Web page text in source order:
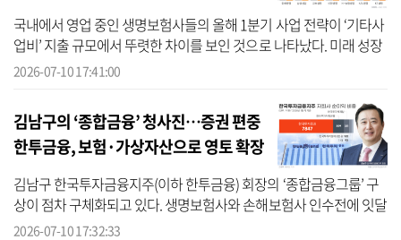
국내에서 영업 중인 생명보험사들의 올해 1분기 사업 전략이 ‘기타사
업비’ 지출 규모에서 뚜렷한 차이를 보인 것으로 나타났다. 미래 성장
동력 확보를 위해 인프라와 마케팅 투자를 확대한 생보사가 있는 반
2026-07-10 17:41:00
김남구의 ‘종합금융’ 청사진…증권 편중
한투금융, 보험·가상자산으로 영토 확장
김남구 한국투자금융지주(이하 한투금융) 회장의 ‘종합금융그룹’ 구
상이 점차 구체화되고 있다. 생명보험사와 손해보험사 인수전에 잇달
아 참여하는 한편, 증권사를 중심으로 가상자산 거래소 투자에도 나
2026-07-10 17:32:33